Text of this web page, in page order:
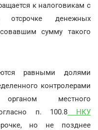
к налоговикам с
отсрочке денежных
сумму такого
равными долями
контролерами
местного
п. 100.8 НКУ
но не позднее